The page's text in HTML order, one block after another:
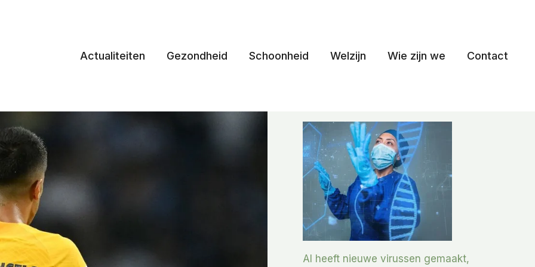
Actualiteiten Gezondheid Schoonheid Welzijn Wie zijn we Contact
AI heeft nieuwe virussen gemaakt,